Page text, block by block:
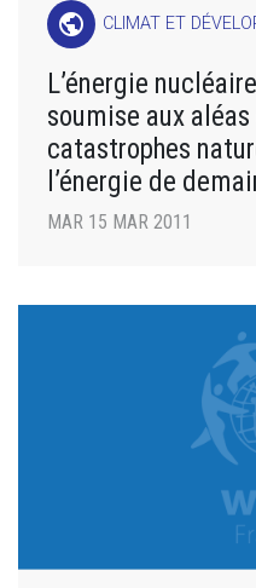
public CLIMAT ET
L’énergie
soumise aux
catastrophes
l’énergie de
MAR 15 MAR 2011